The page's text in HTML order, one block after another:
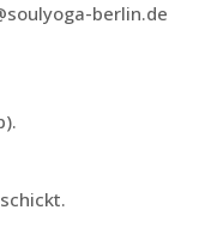
berlin.de